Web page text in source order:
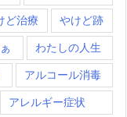
ど治療 やけど跡
わたしの人生
アルコール消毒
アレルギー症状